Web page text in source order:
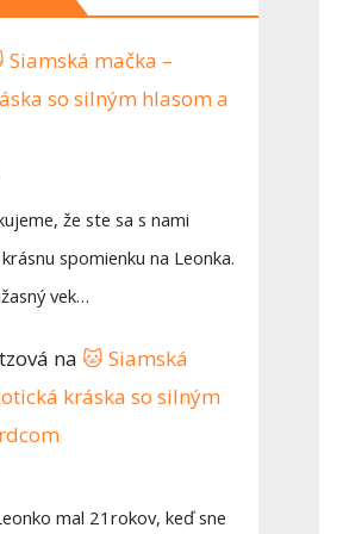
Siamská mačka –
so silným hlasom a
že ste sa s nami
spomienku na Leonka.
vek…
na 🐱 Siamská
kráska so silným
mal 21rokov, keď sne